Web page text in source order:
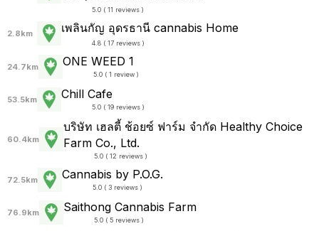
5.0 ( 11 reviews )
2.8km เพลินกัญ อุดรธานี cannabis Home
4.8 ( 17 reviews )
24.7km ONE WEED 1
5.0 ( 1 review )
53.5km Chill Cafe
5.0 ( 19 reviews )
60.4km
บริษัท เฮลตี้ ช้อยซ์ ฟาร์ม จำกัด Healthy Choice
Farm Co., Ltd.
5.0 ( 12 reviews )
72.5km Cannabis by P.O.G.
5.0 ( 3 reviews )
76.9km Saithong Cannabis Farm
5.0 ( 5 reviews )